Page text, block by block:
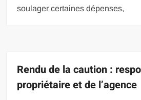
soulager certaines dépenses,
Rendu de la caution :
propriétaire et de l’agence